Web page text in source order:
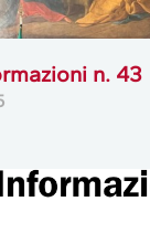
n. 43